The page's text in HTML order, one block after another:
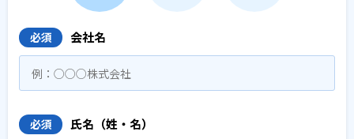
必須 会社名
必須 氏名（姓・名）